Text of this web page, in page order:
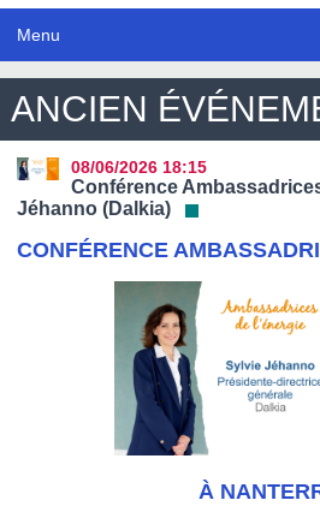
Menu
ANCIEN
08/06/2026 18:15
Conférence
Jéhanno (Dalkia)
CONFÉRENCE
À